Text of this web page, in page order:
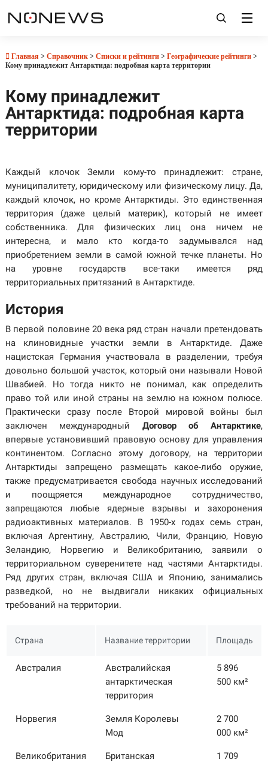
Главная > Справочник> Списки и рейтинги> Географические рейтинги>
Кому принадлежит Антарктида: подробная карта территории
Кому принадлежит
Антарктида: подробная карта
территории
Каждый клочок Земли кому-то принадлежит: стране,
муниципалитету, юридическому или физическому лицу. Да,
каждый клочок, но кроме Антарктиды. Это единственная
территория (даже целый материк), который не имеет
собственника. Для физических лиц она ничем не
интересна, и мало кто когда-то задумывался над
приобретением земли в самой южной течке планеты. Но
на уровне государств все-таки имеется ряд
территориальных притязаний в Антарктиде.
История
В первой половине 20 века ряд стран начали претендовать
на клиновидные участки земли в Антарктиде. Даже
нацистская Германия участвовала в разделении, требуя
довольно большой участок, который они называли Новой
Швабией. Но тогда никто не понимал, как определить
право той или иной страны на землю на южном полюсе.
Практически сразу после Второй мировой войны был
заключен международный Договор об Антарктике,
впервые установивший правовую основу для управления
континентом. Согласно этому договору, на территории
Антарктиды запрещено размещать какое-либо оружие,
также предусматривается свобода научных исследований
и поощряется международное сотрудничество,
запрещаются любые ядерные взрывы и захоронения
радиоактивных материалов. В 1950-х годах семь стран,
включая Аргентину, Австралию, Чили, Францию, Новую
Зеландию, Норвегию и Великобританию, заявили о
территориальном суверенитете над частями Антарктиды.
Ряд других стран, включая США и Японию, занимались
разведкой, но не выдвигали никаких официальных
требований на территории.
Страна Название территории Площадь
Австралия
Австралийская
антарктическая
территория
5 896
500 км²
Норвегия
Земля Королевы
Мод
2 700
000 км²
Великобритания
Британская
1 709